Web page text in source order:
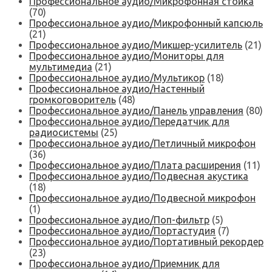
(70)
Профессиональное аудио/Микрофонный капсюль
(21)
Профессиональное аудио/Микшер-усилитель (21)
Профессиональное аудио/Мониторы для
мультимедиа (21)
Профессиональное аудио/Мультикор (18)
Профессиональное аудио/Настенный
громкоговоритель (48)
Профессиональное аудио/Панель управления (80)
Профессиональное аудио/Передатчик для
радиосистемы (25)
Профессиональное аудио/Петличный микрофон
(36)
Профессиональное аудио/Плата расширения (11)
Профессиональное аудио/Подвесная акустика
(18)
Профессиональное аудио/Подвесной микрофон
(1)
Профессиональное аудио/Поп-фильтр (5)
Профессиональное аудио/Портастудия (7)
Профессиональное аудио/Портативный рекордер
(23)
Профессиональное аудио/Приемник для